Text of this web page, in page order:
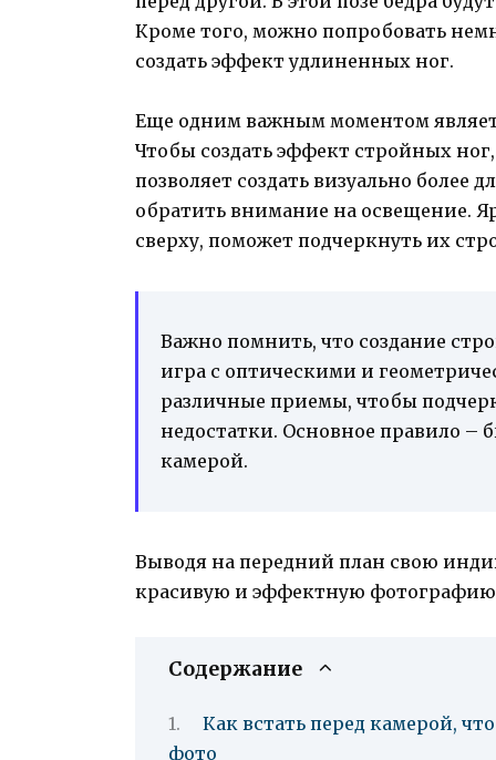
Кроме того, можно попробовать
создать эффект удлиненных ног.
Еще одним важным моментом
Чтобы создать эффект стройных
позволяет создать визуально
обратить внимание на освещение.
сверху, поможет подчеркнуть их
Важно помнить, что создание
игра с оптическими и
различные приемы, чтобы
недостатки. Основное правило –
камерой.
Выводя на передний план свою
красивую и эффектную
Содержание
Как встать перед камерой,
фото